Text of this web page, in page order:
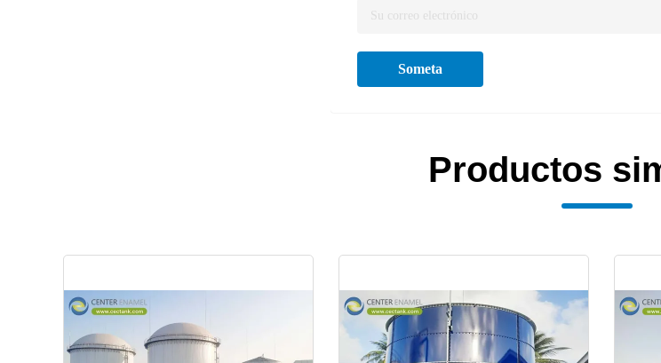
Someta
Productos